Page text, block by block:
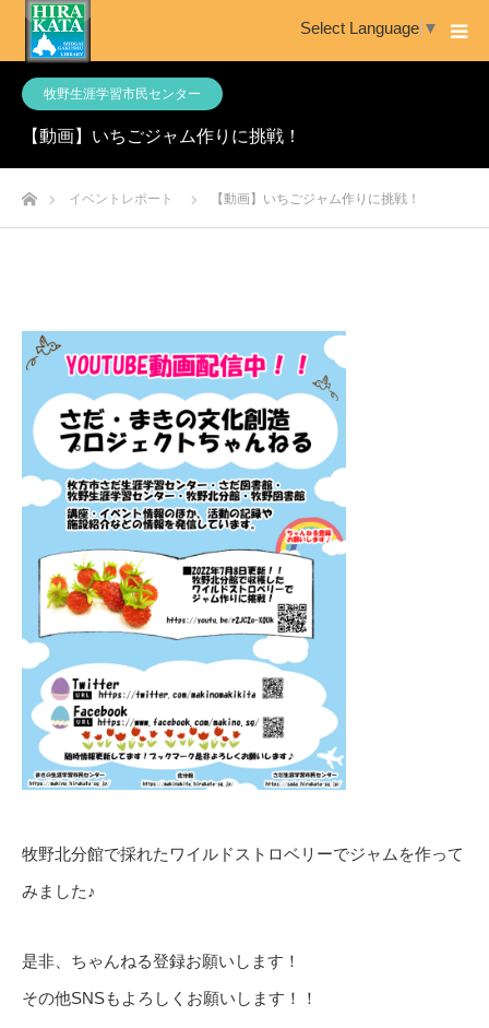
Select Language ▼
牧野生涯学習市民センター
【動画】いちごジャム作りに挑戦！
ホームイベントレポート 【動画】いちごジャム作りに挑戦！
牧野北分館で採れたワイルドストロベリーでジャムを作って
みました♪
是非、ちゃんねる登録お願いします！
その他SNSもよろしくお願いします！！